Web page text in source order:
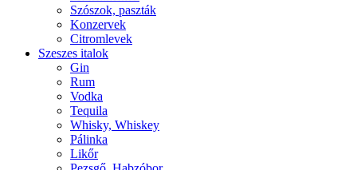
Szószok, paszták
Konzervek
Citromlevek
Szeszes italok
Gin
Rum
Vodka
Tequila
Whisky, Whiskey
Pálinka
Likőr